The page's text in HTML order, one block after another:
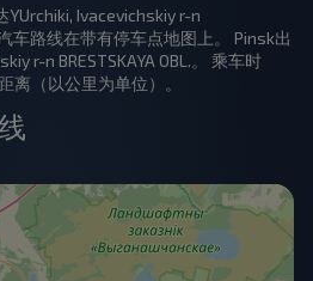
Ivacevichskiy r-n
车路线在带有停车点地图上。 Pinsk出
r-n BRESTSKAYA OBL.。 乘车时
离（以公里为单位）。